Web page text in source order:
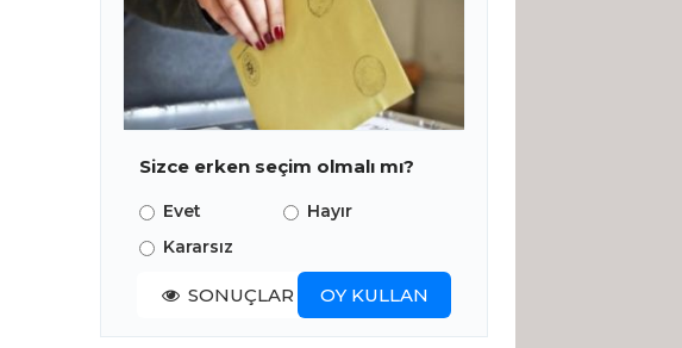
Sizce erken seçim olmalı mı?
Evet
Hayır
Kararsız
SONUÇLAR OY KULLAN